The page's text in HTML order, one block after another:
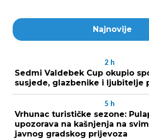
Najnovije
2 h
Sedmi Valdebek Cup okupio
susjede, glazbenike i ljubitelje
5 h
Vrhunac turističke sezone:
upozorava na kašnjenja na
javnog gradskog prijevoza